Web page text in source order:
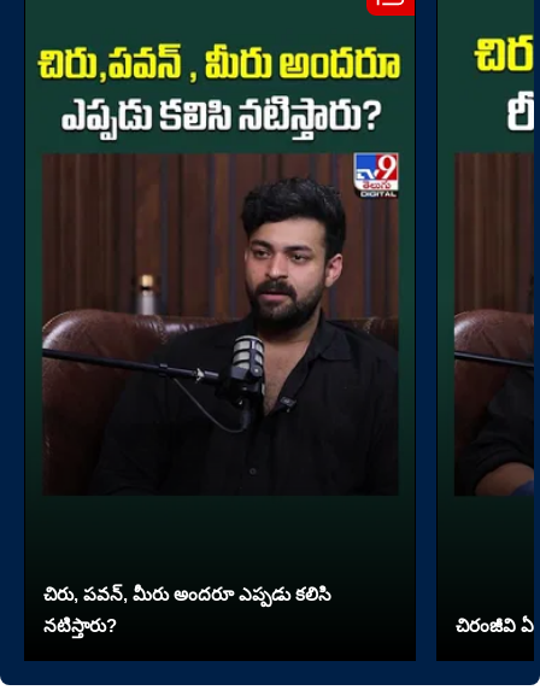
చిరు, పవన్, మీరు అందరూ ఎప్పడు కలిసి
నటిస్తారు?
చిరంజీవి ఏ